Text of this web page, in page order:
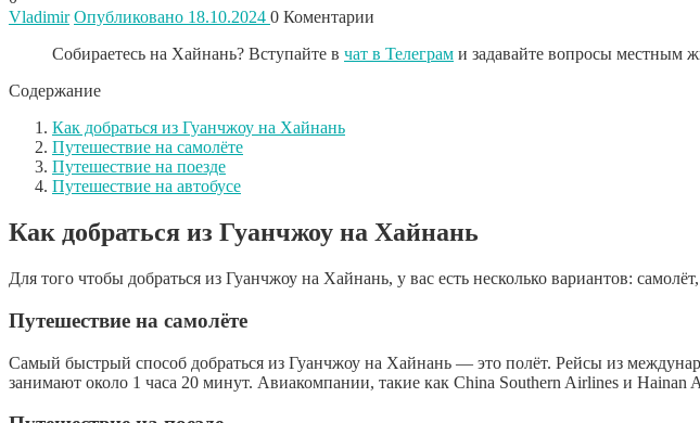
Vladimir Опубликовано 18.10.2024 0 Коментарии
Собираетесь на Хайнань? Вступайте в чат в Телеграм и задавайте вопросы местным
Содержание
Как добраться из Гуанчжоу на Хайнань
Путешествие на самолёте
Путешествие на поезде
Путешествие на автобусе
Как добраться из Гуанчжоу на Хайнань
Для того чтобы добраться из Гуанчжоу на Хайнань, у вас есть несколько вариантов:
Путешествие на самолёте
Самый быстрый способ добраться из Гуанчжоу на Хайнань — это полёт. Рейсы из
занимают около 1 часа 20 минут. Авиакомпании, такие как China Southern Airlines и Hainan